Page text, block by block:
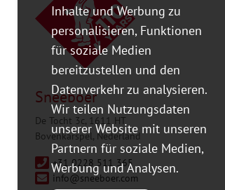
Sneeboer
De Tocht 3c, 1611 HT
Bovenkarspel, Nederland
+31 0228 511 365
info@sneeboer.com
Inhalte und Werbung zu
personalisieren, Funktionen
für soziale Medien
bereitzustellen und den
Datenverkehr zu analysieren.
Wir teilen Nutzungsdaten
unserer Website mit unseren
Partnern für soziale Medien,
Werbung und Analysen.